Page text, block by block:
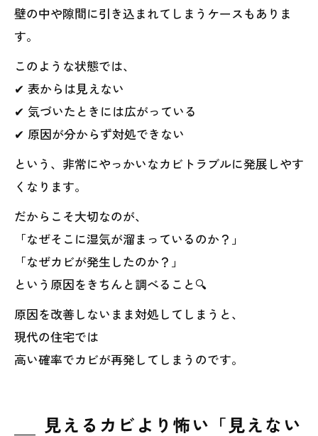
壁の中や隙間に引き込まれてしまうケースもありま
す。
このような状態では、
✔ 表からは見えない
✔ 気づいたときには広がっている
✔ 原因が分からず対処できない
という、非常にやっかいなカビトラブルに発展しやす
くなります。
だからこそ大切なのが、
「なぜそこに湿気が溜まっているのか？」
「なぜカビが発生したのか？」
という原因をきちんと調べること🔍
原因を改善しないまま対処してしまうと、
現代の住宅では
高い確率でカビが再発してしまうのです。
見えるカビより怖い「見えない